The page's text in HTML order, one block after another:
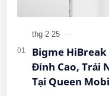
Bigme
Đỉnh Cao, Trải
Tại Queen